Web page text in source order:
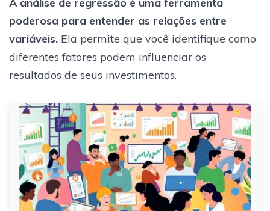
A análise de regressão é uma ferramenta
poderosa para entender as relações entre
variáveis. Ela permite que você identifique como
diferentes fatores podem influenciar os
resultados de seus investimentos.